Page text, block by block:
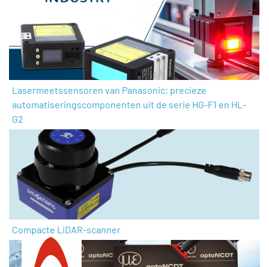
Lasermeetssensoren van Panasonic; precieze
automatiseringscomponenten uit de serie HG-F1 en HL-
G2
Compacte LiDAR-scanner